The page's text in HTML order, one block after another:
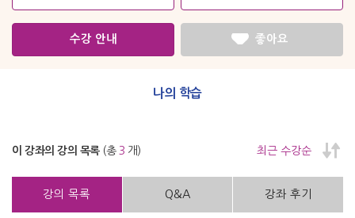
수강 안내 좋아요
나의 학습
이 강좌의 강의 목록 (총 3 개) 최근 수강순
강의 목록 Q&A 강좌 후기